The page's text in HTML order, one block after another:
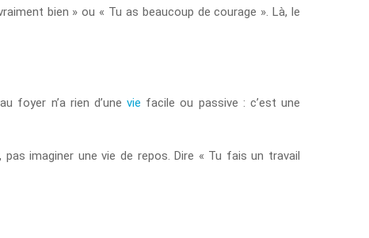
bien » ou « Tu as beaucoup de courage ». Là, le
foyer n’a rien d’une vie facile ou passive : c’est une
imaginer une vie de repos. Dire « Tu fais un travail